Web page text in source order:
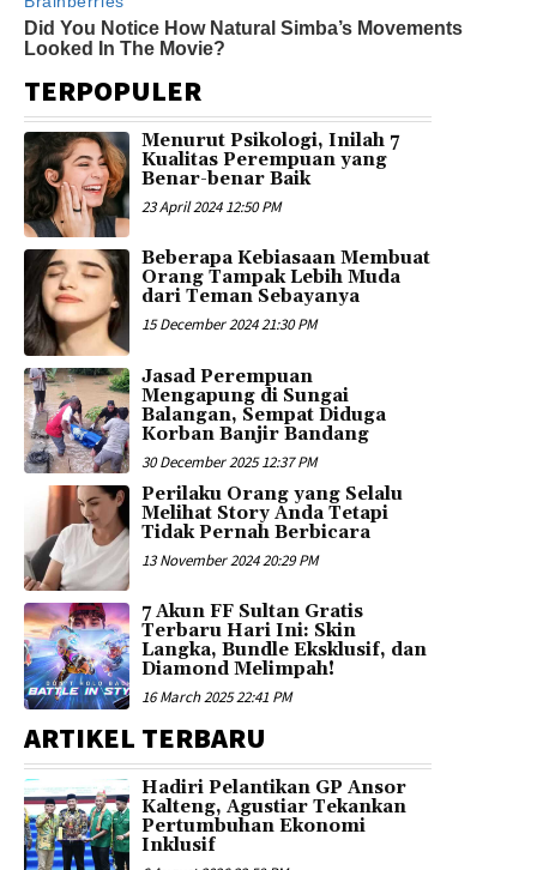
TERPOPULER
Menurut Psikologi, Inilah 7
Kualitas Perempuan yang
Benar-benar Baik
23 April 2024 12:50 PM
Beberapa Kebiasaan Membuat
Orang Tampak Lebih Muda
dari Teman Sebayanya
15 December 2024 21:30 PM
Jasad Perempuan
Mengapung di Sungai
Balangan, Sempat Diduga
Korban Banjir Bandang
30 December 2025 12:37 PM
Perilaku Orang yang Selalu
Melihat Story Anda Tetapi
Tidak Pernah Berbicara
13 November 2024 20:29 PM
7 Akun FF Sultan Gratis
Terbaru Hari Ini: Skin
Langka, Bundle Eksklusif, dan
Diamond Melimpah!
16 March 2025 22:41 PM
ARTIKEL TERBARU
Hadiri Pelantikan GP Ansor
Kalteng, Agustiar Tekankan
Pertumbuhan Ekonomi
Inklusif